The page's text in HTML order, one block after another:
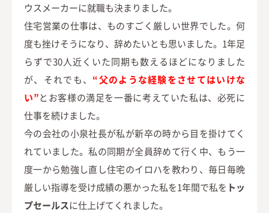
ウスメーカーに就職も決まりました。
住宅営業の仕事は、ものすごく厳しい世界でした。何
度も挫けそうになり、辞めたいとも思いました。1年足
らずで30人近くいた同期も数えるほどになりました
が、それでも、 “父のような経験をさせてはいけな
い”とお客様の満足を一番に考えていた私は、必死に
仕事を続けました。
今の会社の小泉社長が私が新卒の時から目を掛けてく
れていました。私の同期が全員辞めて行く中、もう一
度一から勉強し直し住宅のイロハを教わり、毎日毎晩
厳しい指導を受け成績の悪かった私を1年間で私を トッ
プセールスに仕上げてくれました。